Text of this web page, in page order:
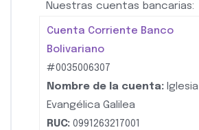
Nuestras cuentas bancarias:
Cuenta Corriente Banco
Bolivariano
#0035006307
Nombre de la cuenta: Iglesia
Evangélica Galilea
RUC: 0991263217001